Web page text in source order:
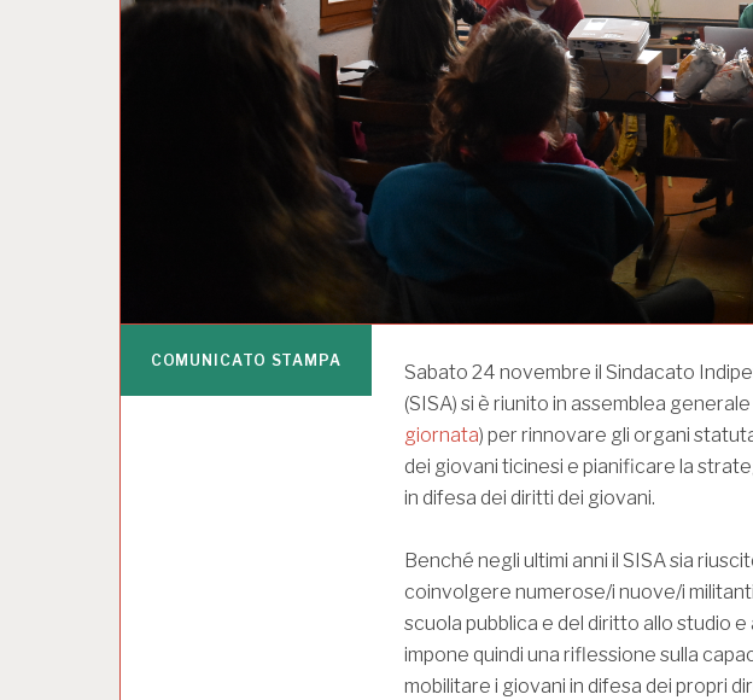
Sabato 24 novembre il Sindacato
(SISA) si è riunito in assemblea
giornata) per rinnovare gli organi
dei giovani ticinesi e pianificare la
in difesa dei diritti dei giovani.
Benché negli ultimi anni il SISA sia
coinvolgere numerose/i nuove/i
scuola pubblica e del diritto allo studio
impone quindi una riflessione sulla
mobilitare i giovani in difesa dei propri
COMUNICATO STAMPA